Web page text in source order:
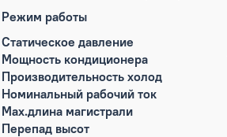
Режим работы
Статическое давление
Мощность кондиционера
Производительность холод
Номинальный рабочий ток
Max.длина магистрали
Перепад высот